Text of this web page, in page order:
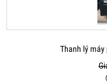
Thanh lý máy